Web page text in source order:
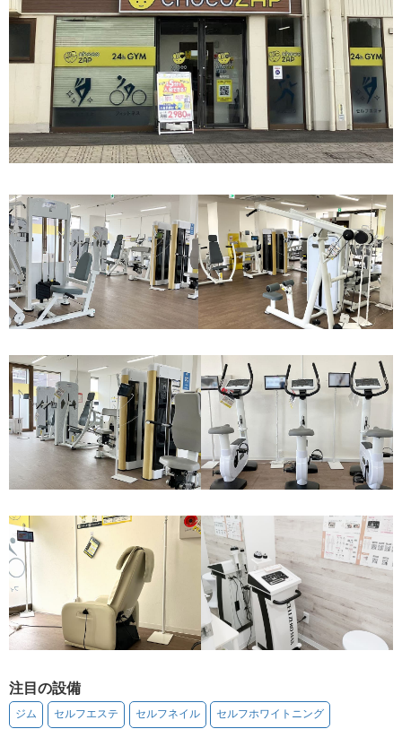
注目の設備
ジム セルフエステ セルフネイル セルフホワイトニング